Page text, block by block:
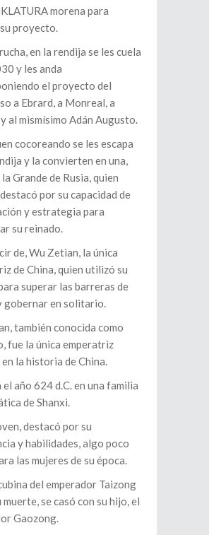
morena para
proyecto.
en la rendija se les cuela
y les anda
el proyecto del
a Ebrard, a Monreal, a
al mismísimo Adán Augusto.
cocoreando se les escapa
y la convierten en una,
Grande de Rusia, quien
por su capacidad de
y estrategia para
su reinado.
de, Wu Zetian, la única
de China, quien utilizó su
superar las barreras de
gobernar en solitario.
también conocida como
fue la única emperatriz
la historia de China.
el año 624 d.C. en una familia
de Shanxi.
destacó por su
y habilidades, algo poco
las mujeres de su época.
del emperador Taizong
muerte, se casó con su hijo, el
Gaozong.